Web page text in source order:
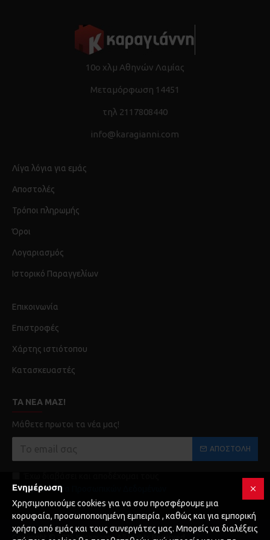
10ο χλμ Αθηνών Λαμίας
Μεταμόρφωση 14451
τηλ 2117808440
info@karagianni.com
Λίγα λόγια για εμάς
Αποστολές
Τρόποι πληρωμής
Όροι
Λογαριασμός
Ιστορικό Παραγγελίων
Επικοινωνία
Επιστροφές
Χάρτης ιστιότοπου
Κατασκευαστές
ΤΑ ΝΈΑ ΜΑΣ!
Μάθετε πρωτοι τα νέα μας!
ΑΠΟΣΤΟΛΉ
Προστασία Προσωπικών Δεδομένων
Copyright © 2025 Karagianni, All Rights Reserved
Ενημέρωση
Χρησιμοποιούμε cookies για να σου προσφέρουμε μια
κορυφαία, προσωποποιημένη εμπειρία , καθώς και για εμπορική
χρήση από εμάς και τους συνεργάτες μας. Μπορείς να διαλέξεις